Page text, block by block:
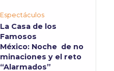
Espectáculos
La Casa de los
Famosos
México: Noche de no
minaciones y el reto
“Alarmados”